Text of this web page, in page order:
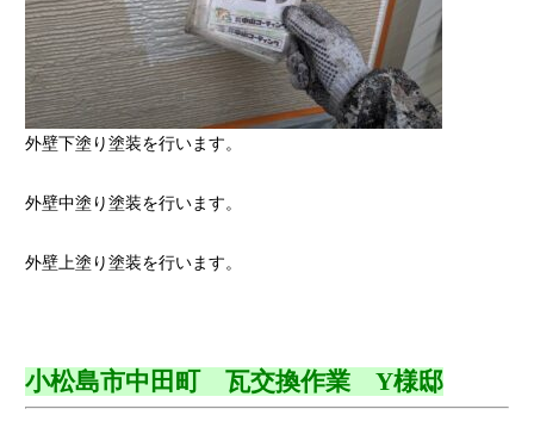
外壁下塗り塗装を行います。
外壁中塗り塗装を行います。
外壁上塗り塗装を行います。
小松島市中田町 瓦交換作業 Y様邸